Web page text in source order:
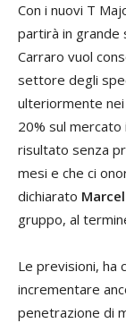
Con i nuovi T
partirà in grande
Carraro vuol
settore degli
ulteriormente
20% sul mercato
risultato senza
mesi e che ci
dichiarato
gruppo, al
Le previsioni, ha
incrementare
penetrazione di